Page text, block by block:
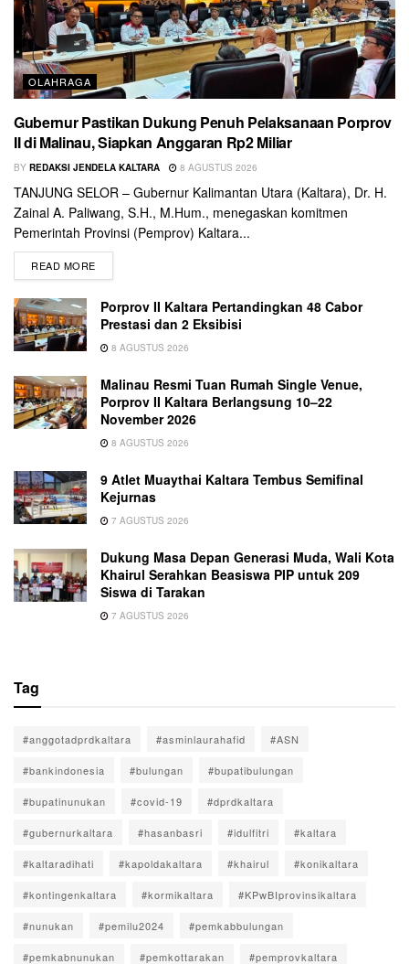
OLAHRAGA
Gubernur Pastikan Dukung Penuh Pelaksanaan Porprov
II di Malinau, Siapkan Anggaran Rp2 Miliar
BY REDAKSI JENDELA KALTARA 8 AGUSTUS 2026
TANJUNG SELOR – Gubernur Kalimantan Utara (Kaltara), Dr. H.
Zainal A. Paliwang, S.H., M.Hum., menegaskan komitmen
Pemerintah Provinsi (Pemprov) Kaltara...
READ MORE
Porprov II Kaltara Pertandingkan 48 Cabor
Prestasi dan 2 Eksibisi
8 AGUSTUS 2026
Malinau Resmi Tuan Rumah Single Venue,
Porprov II Kaltara Berlangsung 10–22
November 2026
8 AGUSTUS 2026
9 Atlet Muaythai Kaltara Tembus Semifinal
Kejurnas
7 AGUSTUS 2026
Dukung Masa Depan Generasi Muda, Wali Kota
Khairul Serahkan Beasiswa PIP untuk 209
Siswa di Tarakan
7 AGUSTUS 2026
Tag
#anggotadprdkaltara #asminlaurahafid #ASN
#bankindonesia #bulungan #bupatibulungan
#bupatinunukan #covid-19 #dprdkaltara
#gubernurkaltara #hasanbasri #idulfitri #kaltara
#kaltaradihati #kapoldakaltara #khairul #konikaltara
#kontingenkaltara #kormikaltara #KPwBIprovinsikaltara
#nunukan #pemilu2024 #pemkabbulungan
#pemkabnunukan #pemkottarakan #pemprovkaltara